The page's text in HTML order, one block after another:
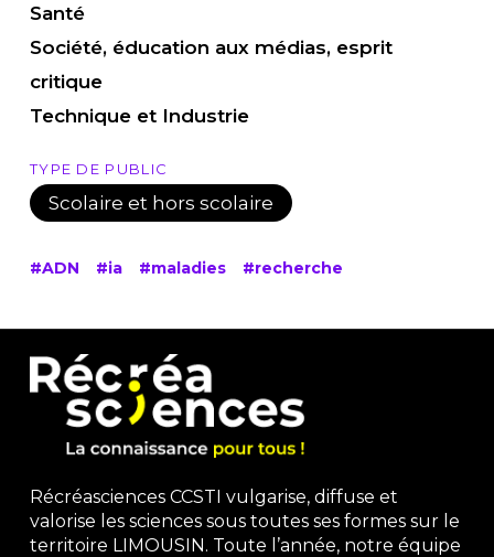
Santé
Société, éducation aux médias, esprit
critique
Technique et Industrie
TYPE DE PUBLIC
Scolaire et hors scolaire
#ADN #ia #maladies #recherche
Récréasciences CCSTI vulgarise, diffuse et
valorise les sciences sous toutes ses formes sur le
territoire LIMOUSIN. Toute l’année, notre équipe